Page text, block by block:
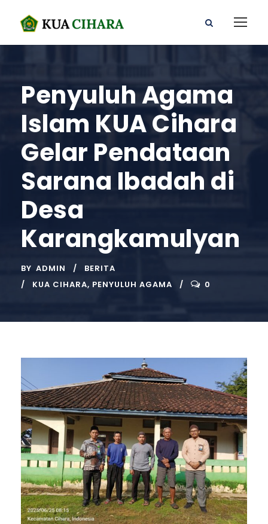
Penyuluh Agama
Islam KUA Cihara
Gelar Pendataan
Sarana Ibadah di
Desa
Karangkamulyan
BY ADMIN
BERITA
KUA CIHARA, PENYULUH AGAMA 0